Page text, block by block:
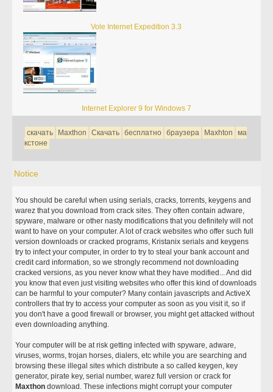
Vole Internet Expedition 3.3
Internet Explorer 9 for Windows 7
скачать Maxthon Скачать бесплатно браузера Maxhton
ма
кстоне
Notice
You should be careful when using serials, cracks, torrents, keygens and
warez that you download from crack sites. They often contain adware,
spyware, malware or other nasty modifications that you definitely will not
want to have on your computer. A lot of crack websites who offer such full
version downloads or cracked programs, Kristanix serials and keygens
try to infect your computer, in order to try to steal your bank account and
credit card information, so we strongly recommend not downloading
cracked versions, as you never know what they have modified... And did
you know that even just visiting websites who offer this kind of downloads
can be harmful to your computer? Many contain javascripts and ActiveX
controllers that try to access your computer as soon as you visit it, so if
you don't have a good firewall or browser, you might get attacked without
even downloading anything.
Your computer will be at risk getting infected with spyware, adware,
viruses, worms, trojan horses, dialers, etc while you are searching and
browsing these illegal sites which distribute a so called keygen, key
generator, pirate key, serial number, warez full version or crack for
Maxthon download. These infections might corrupt your computer